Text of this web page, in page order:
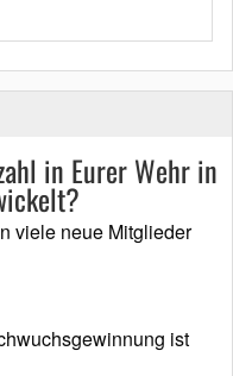
in Eurer Wehr in
viele neue Mitglieder
ist